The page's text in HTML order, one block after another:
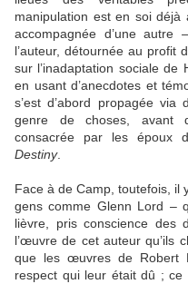
manipulation est en soi déjà
accompagnée d’une
l’auteur, détournée au profit
sur l’inadaptation sociale de
en usant d’anecdotes et
s’est d’abord propagée
genre de choses, avant
consacrée par les époux
Destiny.
Face à de Camp, toutefois, il
gens comme Glenn Lord –
lièvre, pris conscience des
l’œuvre de cet auteur qu’ils
que les œuvres de Robert
respect qui leur était dû ; ce